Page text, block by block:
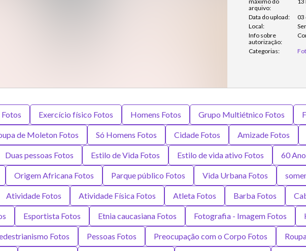
arquivo:
Data do upload:
03
Local:
Info sobre
autorização:
Categorias:
Exercício físico Fotos Homens Fotos Grupo Multiétnico Fotos
de Moleton Fotos Só Homens Fotos Cidade Fotos Amizade Fotos
Duas pessoas Fotos Estilo de Vida Fotos Estilo de vida ativo Fotos 60
Origem Africana Fotos Parque público Fotos Vida Urbana Fotos
Atividade Fotos Atividade Física Fotos Atleta Fotos Barba Fotos
Esportista Fotos Etnia caucasiana Fotos Fotografia - Imagem Fotos
Fotos Pessoas Fotos Preocupação com o Corpo Fotos